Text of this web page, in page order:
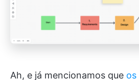
Ah, e já mencionamos que os